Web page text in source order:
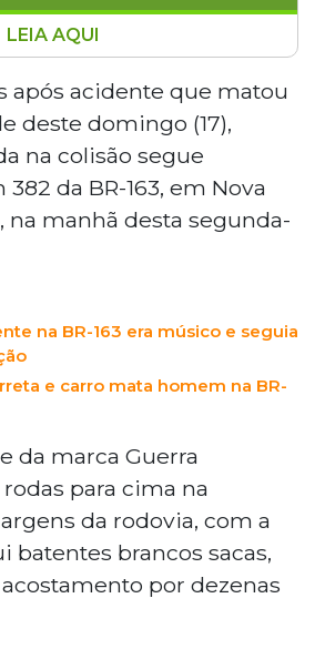
após acidente que
na tarde de domingo
segue tombada no km
em Nova Alvorada do Sul.
da marca Guerra
rodas para cima na
carga espalhada pelo
vítima, moradora de
da carreta
causas do acidente
LEIA AQUI
após acidente que matou
deste domingo (17),
na colisão segue
da BR-163, em Nova
na manhã desta segunda-
na BR-163 era músico e seguia
e carro mata homem na BR-
da marca Guerra
para cima na
da rodovia, com a
batentes brancos sacas,
por dezenas